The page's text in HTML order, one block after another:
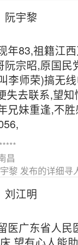
阮宇黎
年83,祖籍江
阮宗昭,原国民
李师荣)搞无
失去联系,望
兄妹重逢,不
昌
黎 发布的详细寻
刘江明
医广东省人民
.望有心人能